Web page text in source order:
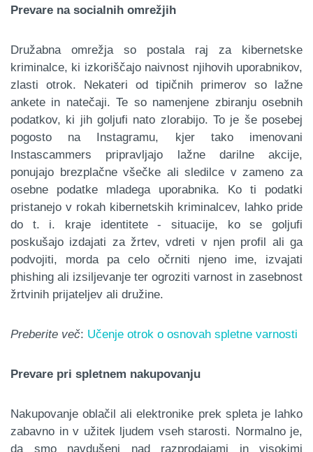
Prevare na socialnih omrežjih
Družabna omrežja so postala raj za kibernetske
kriminalce, ki izkoriščajo naivnost njihovih uporabnikov,
zlasti otrok. Nekateri od tipičnih primerov so lažne
ankete in natečaji. Te so namenjene zbiranju osebnih
podatkov, ki jih goljufi nato zlorabijo. To je še posebej
pogosto na Instagramu, kjer tako imenovani
Instascammers pripravljajo lažne darilne akcije,
ponujajo brezplačne všečke ali sledilce v zameno za
osebne podatke mladega uporabnika. Ko ti podatki
pristanejo v rokah kibernetskih kriminalcev, lahko pride
do t. i. kraje identitete - situacije, ko se goljufi
poskušajo izdajati za žrtev, vdreti v njen profil ali ga
podvojiti, morda pa celo očrniti njeno ime, izvajati
phishing ali izsiljevanje ter ogroziti varnost in zasebnost
žrtvinih prijateljev ali družine.
Preberite več: Učenje otrok o osnovah spletne varnosti
Prevare pri spletnem nakupovanju
Nakupovanje oblačil ali elektronike prek spleta je lahko
zabavno in v užitek ljudem vseh starosti. Normalno je,
da smo navdušeni nad razprodajami in visokimi